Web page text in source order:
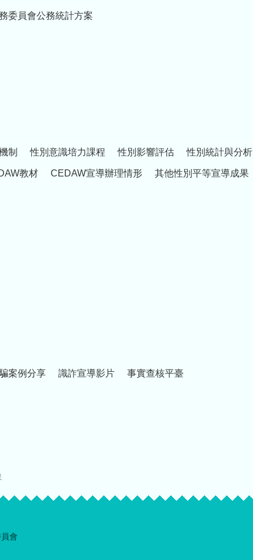
委員會公務統計方案
制 性別意識培力課程 性別影響評估 性別統計與分析
教材 CEDAW宣導辦理情形 其他性別平等宣導成果
案例分享 識詐宣導影片 事實查核平臺
會